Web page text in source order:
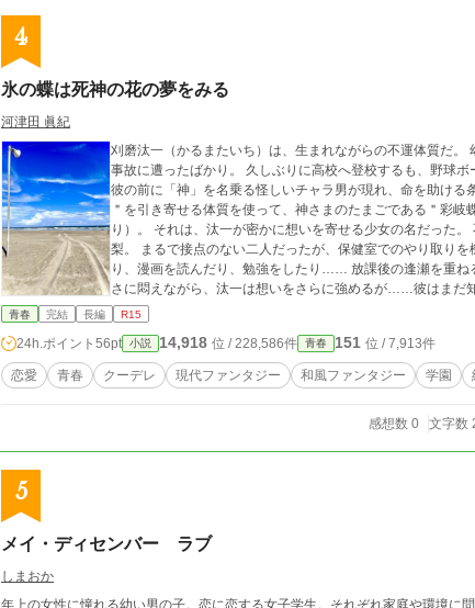
4
氷の蝶は死神の花の夢をみる
河津田 眞紀
刈磨汰一（かるまたいち）は、生まれながらの不運体質だ
事故に遭ったばかり。 久しぶりに高校へ登校するも、野球
彼の前に「神」を名乗る怪しいチャラ男が現れ、命を助ける条件と
＂を引き寄せる体質を使って、神さまのたまごである＂彩岐蝶梨＂を護って
り）。 それは、汰一が密かに想いを寄せる少女の名だった。 不運で目立たない汰一と、クール美少女で人気者な蝶
梨。 まるで接点のない二人だったが、保健室でのやり取り
り、漫画を読んだり、勉強をしたり…… 放課後の逢瀬を重
さに悶えながら、汰一は想いをさらに強めるが……彼はまだ
険すぎる願望＂があることを…… 蝶梨に迫る、この世ならざる敵との戦い。 そして、次第に暴走し始める彼女の変
青春 完結 長編 R15
24h.ポイント 56pt 小説 14,918 位 / 228,586件 青春 151 位 / 7,913件
恋愛 青春 クーデレ 現代ファンタジー 和風ファンタジー 学園
感想数 0 文字数
5
メイ・ディセンバー ラブ
しまおか
年上の女性に憧れる幼い男の子。恋に恋する女子学生。それぞれ家庭や環境に